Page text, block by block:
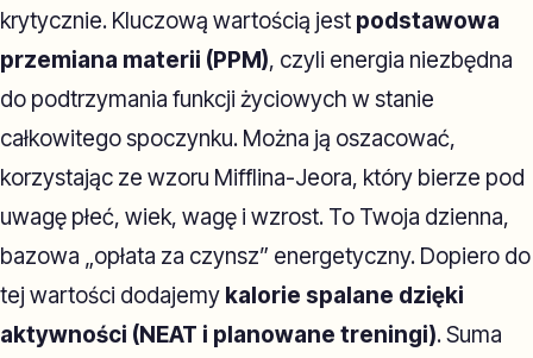
krytycznie. Kluczową wartością jest podstawowa
przemiana materii (PPM), czyli energia niezbędna
do podtrzymania funkcji życiowych w stanie
całkowitego spoczynku. Można ją oszacować,
korzystając ze wzoru Mifflina-Jeora, który bierze pod
uwagę płeć, wiek, wagę i wzrost. To Twoja dzienna,
bazowa „opłata za czynsz” energetyczny. Dopiero do
tej wartości dodajemy kalorie spalane dzięki
aktywności (NEAT i planowane treningi). Suma